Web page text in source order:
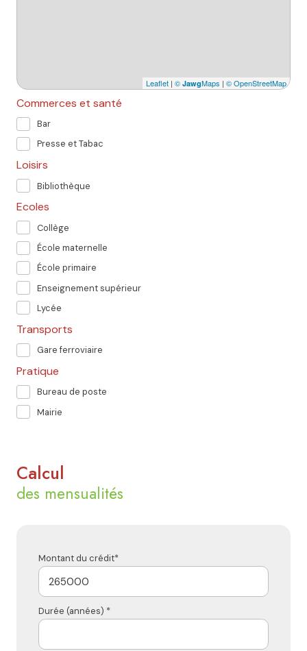
Leaflet | © JawgMaps | © OpenStreetMap
Commerces et santé
Bar
Presse et Tabac
Loisirs
Bibliothèque
Ecoles
Collège
École maternelle
École primaire
Enseignement supérieur
Lycée
Transports
Gare ferroviaire
Pratique
Bureau de poste
Mairie
Calcul
des mensualités
Montant du crédit*
Durée (années) *